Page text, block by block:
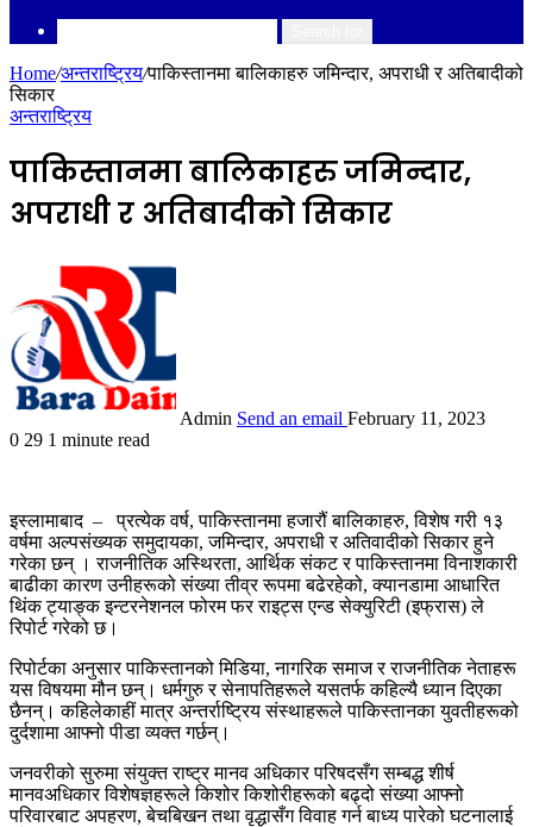
Home/अन्तराष्ट्रिय/पाकिस्तानमा बालिकाहरु जमिन्दार, अपराधी र अतिबादीको
सिकार
अन्तराष्ट्रिय
पाकिस्तानमा बालिकाहरु जमिन्दार,
अपराधी र अतिबादीको सिकार
Admin Send an email February 11, 2023
0 29 1 minute read
इस्लामाबाद – प्रत्येक वर्ष, पाकिस्तानमा हजारौं बालिकाहरु, विशेष गरी १३
वर्षमा अल्पसंख्यक समुदायका, जमिन्दार, अपराधी र अतिवादीको सिकार हुने
गरेका छन् । राजनीतिक अस्थिरता, आर्थिक संकट र पाकिस्तानमा विनाशकारी
बाढीका कारण उनीहरूको संख्या तीव्र रूपमा बढेरहेको, क्यानडामा आधारित
थिंक ट्याङ्क इन्टरनेशनल फोरम फर राइट्स एन्ड सेक्युरिटी (इफ्रास) ले
रिपोर्ट गरेको छ।
रिपोर्टका अनुसार पाकिस्तानको मिडिया, नागरिक समाज र राजनीतिक नेताहरू
यस विषयमा मौन छन्। धर्मगुरु र सेनापतिहरूले यसतर्फ कहिल्यै ध्यान दिएका
छैनन्। कहिलेकाहीं मात्र अन्तर्राष्ट्रिय संस्थाहरूले पाकिस्तानका युवतीहरूको
दुर्दशामा आफ्नो पीडा व्यक्त गर्छन्।
जनवरीको सुरुमा संयुक्त राष्ट्र मानव अधिकार परिषदसँग सम्बद्ध शीर्ष
मानवअधिकार विशेषज्ञहरूले किशोर किशोरीहरूको बढ्दो संख्या आफ्नो
परिवारबाट अपहरण, बेचबिखन तथा वृद्धासँग विवाह गर्न बाध्य पारेको घटनालाई